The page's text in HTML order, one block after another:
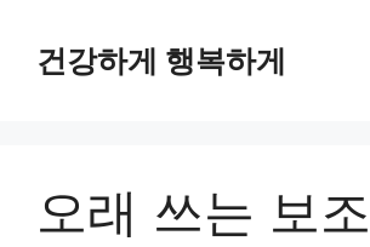
건강하게 행복하게
오래 쓰는 보